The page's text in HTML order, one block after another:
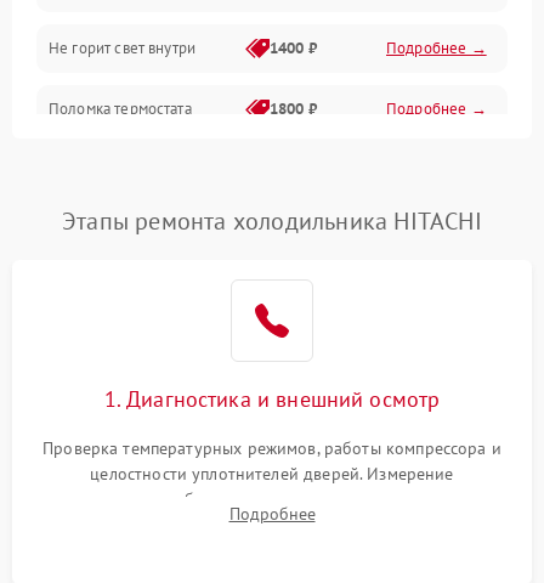
Не горит свет внутри 1400 ₽ Подробнее →
Поломка термостата 1800 ₽ Подробнее →
Поломка системы No Frost 2600 ₽ Подробнее →
работе
2000 ₽ Подробнее →
1000 ₽
Этапы ремонта холодильника HITACHI
1. Диагностика и внешний осмотр
Проверка температурных режимов, работы компрессора и
целостности уплотнителей дверей. Измерение
сопротивления обмоток мотора, проверка термостата и
считывание кодов ошибок с электронного дисплея.
Подробнее